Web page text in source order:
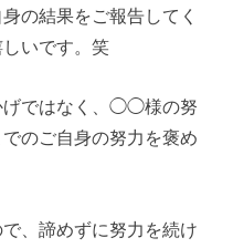
の結果をご報告してく
いです。笑
げではなく、◯◯様の努
のご自身の努力を褒め
、諦めずに努力を続け